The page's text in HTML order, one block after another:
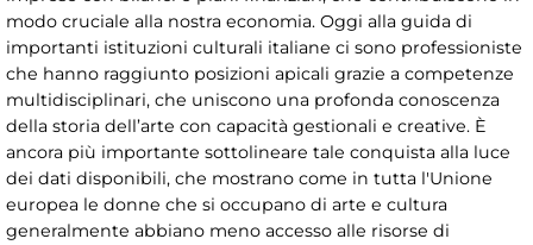
modo cruciale alla nostra economia. Oggi alla guida di
importanti istituzioni culturali italiane ci sono professioniste
che hanno raggiunto posizioni apicali grazie a competenze
multidisciplinari, che uniscono una profonda conoscenza
della storia dell’arte con capacità gestionali e creative. È
ancora più importante sottolineare tale conquista alla luce
dei dati disponibili, che mostrano come in tutta l'Unione
europea le donne che si occupano di arte e cultura
generalmente abbiano meno accesso alle risorse di